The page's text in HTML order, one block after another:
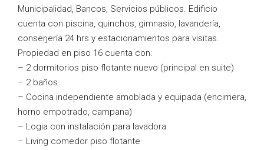
Municipalidad, Bancos, Servicios públicos. Edificio
cuenta con piscina, quinchos, gimnasio, lavandería,
conserjería 24 hrs y estacionamientos para visitas.
Propiedad en piso 16 cuenta con:
– 2 dormitorios piso flotante nuevo (principal en suite)
– 2 baños
– Cocina independiente amoblada y equipada (encimera,
horno empotrado, campana)
– Logia con instalación para lavadora
– Living comedor piso flotante